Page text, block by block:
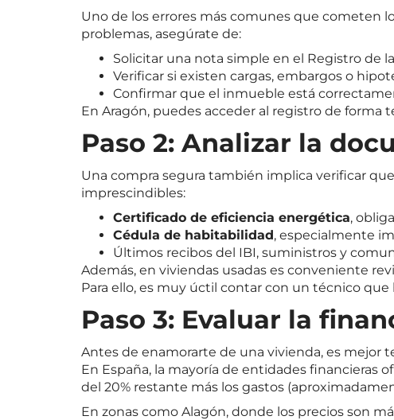
Uno de los errores más comunes que cometen
problemas, asegúrate de:
Solicitar una nota simple en el Registro de
Verificar si existen cargas, embargos o
Confirmar que el inmueble está
En Aragón, puedes acceder al registro de forma
Paso 2: Analizar la
Una compra segura también implica verificar
imprescindibles:
Certificado de eficiencia energética,
Cédula de habitabilidad, especialmente
Últimos recibos del IBI, suministros y
Además, en viviendas usadas es conveniente
Para ello, es muy úctil contar con un técnico
Paso 3: Evaluar la
Antes de enamorarte de una vivienda, es
En España, la mayoría de entidades financieras
del 20% restante más los gastos
En zonas como Alagón, donde los precios son